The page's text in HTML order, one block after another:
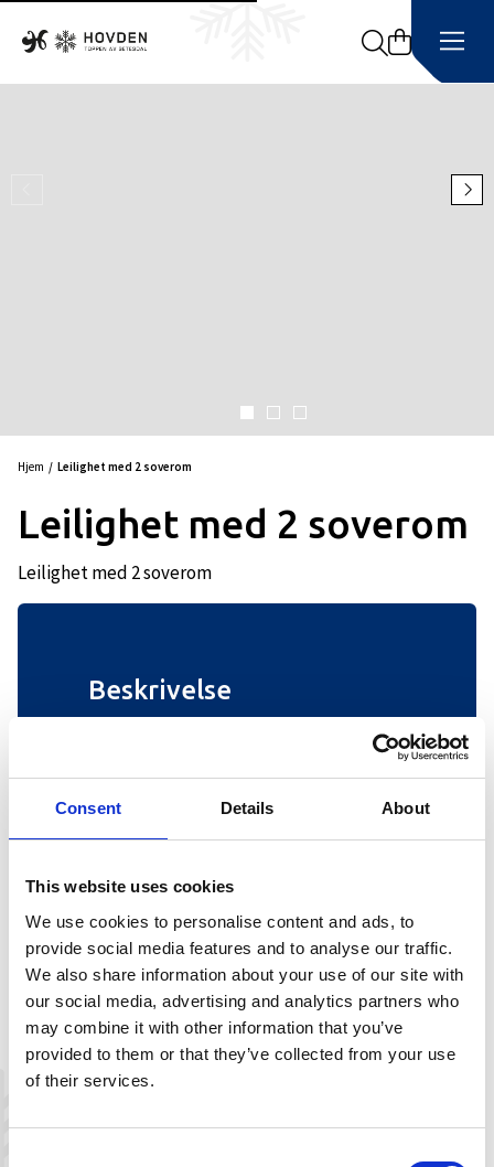
Consent Details About
This website uses cookies
We use cookies to personalise content and ads, to
provide social media features and to analyse our traffic.
We also share information about your use of our site with
our social media, advertising and analytics partners who
may combine it with other information that you’ve
provided to them or that they’ve collected from your use
of their services.
Search
Hjem Leilighet med 2 soverom
Leilighet med 2 soverom
Leilighet med 2 soverom
Beskrivelse
soverommet har familiekøye og en
enkeltseng. Leiligheten har et bad med
innredet med komfyr, kjøleskap,
vannkoker, kaffetrakter og mikroovn.
Spisebord til 4-5p, sofa, TV og trådløst
internett. Prisen på alle leiligheter er på
selvstell, der det er mulighet å leie
sengetøy eller å betale ekstra for
frokost/sluttvask.